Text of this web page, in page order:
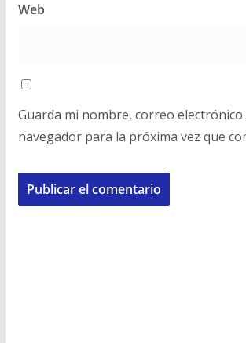
Web
Guarda mi nombre, correo electrónico
navegador para la próxima vez que